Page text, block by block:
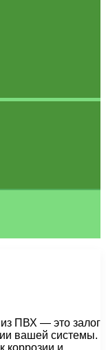
ПВХ — это залог
вашей системы.
коррозии и